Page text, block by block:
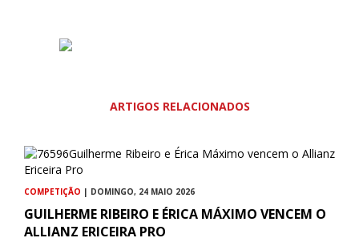
ARTIGOS RELACIONADOS
COMPETIÇÃO | DOMINGO, 24 MAIO 2026
GUILHERME RIBEIRO E ÉRICA MÁXIMO VENCEM O
ALLIANZ ERICEIRA PRO